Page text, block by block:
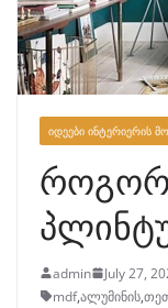
ᲘᲓᲔᲔᲑᲘ ᲘᲜᲢᲔᲠᲘᲔᲠᲘᲡ
როგორ
admin
July 27,
mdf,ალუმინის,